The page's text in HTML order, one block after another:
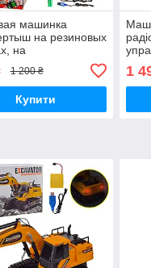
машинка
на резиновых
на
1 200 ₴
Купити
1